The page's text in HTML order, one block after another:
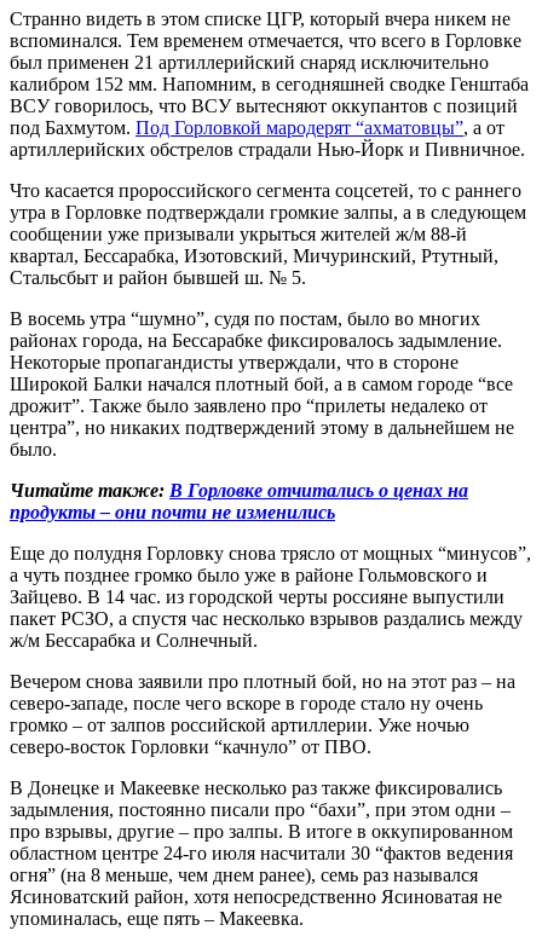
Странно видеть в этом списке ЦГР, который вчера никем не
вспоминался. Тем временем отмечается, что всего в Горловке
был применен 21 артиллерийский снаряд исключительно
калибром 152 мм. Напомним, в сегодняшней сводке Генштаба
ВСУ говорилось, что ВСУ вытесняют оккупантов с позиций
под Бахмутом. Под Горловкой мародерят “ахматовцы”, а от
артиллерийских обстрелов страдали Нью-Йорк и Пивничное.
Что касается пророссийского сегмента соцсетей, то с раннего
утра в Горловке подтверждали громкие залпы, а в следующем
сообщении уже призывали укрыться жителей ж/м 88-й
квартал, Бессарабка, Изотовский, Мичуринский, Ртутный,
Стальсбыт и район бывшей ш. № 5.
В восемь утра “шумно”, судя по постам, было во многих
районах города, на Бессарабке фиксировалось задымление.
Некоторые пропагандисты утверждали, что в стороне
Широкой Балки начался плотный бой, а в самом городе “все
дрожит”. Также было заявлено про “прилеты недалеко от
центра”, но никаких подтверждений этому в дальнейшем не
было.
Читайте также: В Горловке отчитались о ценах на
продукты – они почти не изменились
Еще до полудня Горловку снова трясло от мощных “минусов”,
а чуть позднее громко было уже в районе Гольмовского и
Зайцево. В 14 час. из городской черты россияне выпустили
пакет РСЗО, а спустя час несколько взрывов раздались между
ж/м Бессарабка и Солнечный.
Вечером снова заявили про плотный бой, но на этот раз – на
северо-западе, после чего вскоре в городе стало ну очень
громко – от залпов российской артиллерии. Уже ночью
северо-восток Горловки “качнуло” от ПВО.
В Донецке и Макеевке несколько раз также фиксировались
задымления, постоянно писали про “бахи”, при этом одни –
про взрывы, другие – про залпы. В итоге в оккупированном
областном центре 24-го июля насчитали 30 “фактов ведения
огня” (на 8 меньше, чем днем ранее), семь раз назывался
Ясиноватский район, хотя непосредственно Ясиноватая не
упоминалась, еще пять – Макеевка.